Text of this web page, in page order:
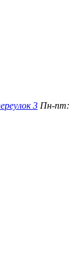
3 Пн-пт: